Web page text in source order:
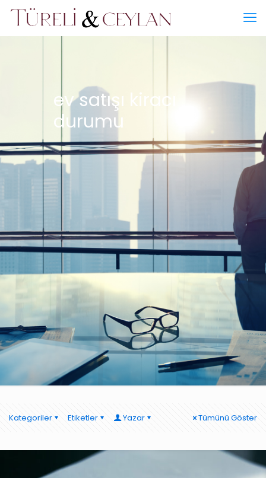
ev satışı kiracı
durumu
Kategoriler Etiketler Yazar Tümünü Göster